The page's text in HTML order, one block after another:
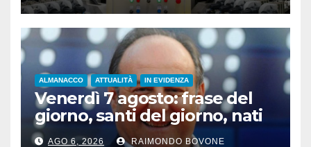
ALMANACCO ATTUALITÀ IN EVIDENZA
Venerdì 7 agosto: frase del
giorno, santi del giorno, nati
famosi, accadde oggi
AGO 6, 2026 RAIMONDO BOVONE